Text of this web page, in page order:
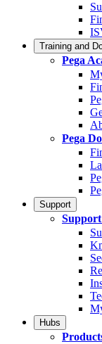
Training and
Pega
Pega
Support
Hubs